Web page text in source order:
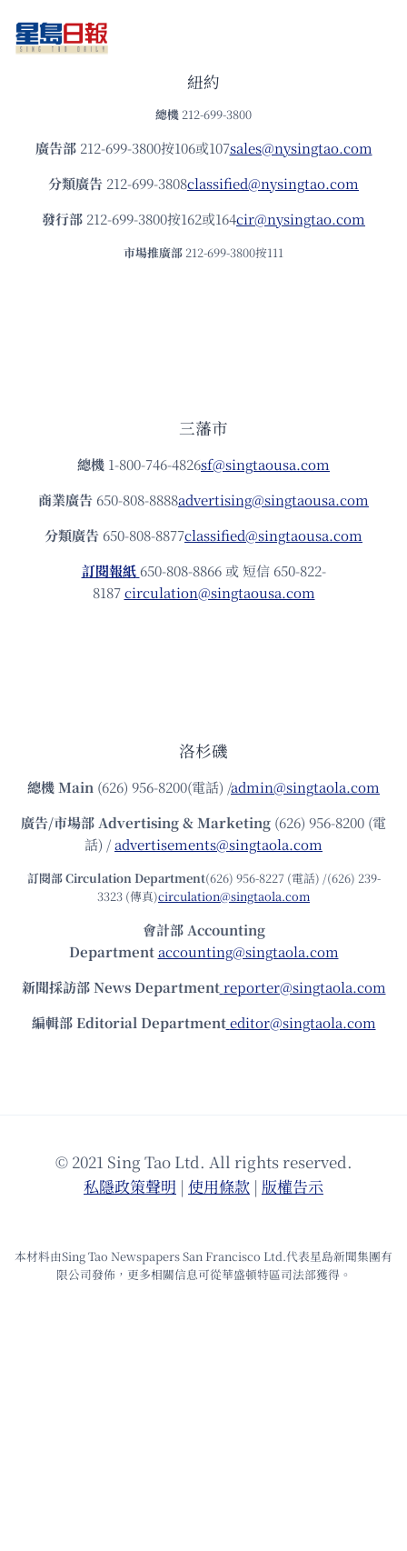
紐約
總機 212-699-3800
廣告部212-699-3800按106或107sales@nysingtao.com
分類廣告 212-699-3808classified@nysingtao.com
發⾏部 212-699-3800按162或164cir@nysingtao.com
市場推廣部 212-699-3800按111
三藩市
總機 1-800-746-4826sf@singtaousa.com
商業廣告 650-808-8888advertising@singtaousa.com
分類廣告 650-808-8877classified@singtaousa.com
訂閱報紙 650-808-8866 或 短信 650-822-
8187circulation@singtaousa.com
洛杉磯
總機Main (626) 956-8200(電話) /admin@singtaola.com
廣告/市場部Advertising & Marketing (626) 956-8200 (電
話) /advertisements@singtaola.com
訂閱部 Circulation Department(626) 956-8227 (電話) /(626) 239-
3323 (傳真)circulation@singtaola.com
會計部 Accounting
Department accounting@singtaola.com
新聞採訪部 News Department reporter@singtaola.com
編輯部 Editorial Department editor@singtaola.com
© 2021 Sing Tao Ltd. All rights reserved.
私隱政策聲明 | 使⽤條款 | 版權告⽰
本材料由Sing Tao Newspapers San Francisco Ltd.代表星島新聞集團有
限公司發佈，更多相關信息可從華盛頓特區司法部獲得。